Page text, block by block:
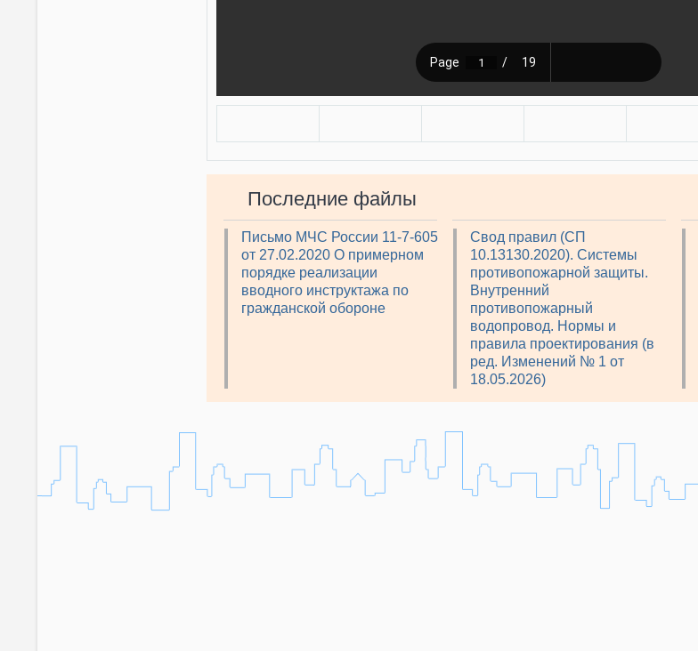
Последние файлы
Письмо МЧС России 11-7-605
от 27.02.2020 О примерном
порядке реализации
вводного инструктажа по
гражданской обороне
Свод правил (СП
10.13130.2020). Системы
противопожарной защиты.
Внутренний
противопожарный
водопровод. Нормы и
правила проектирования (в
ред. Изменений № 1 от
18.05.2026)